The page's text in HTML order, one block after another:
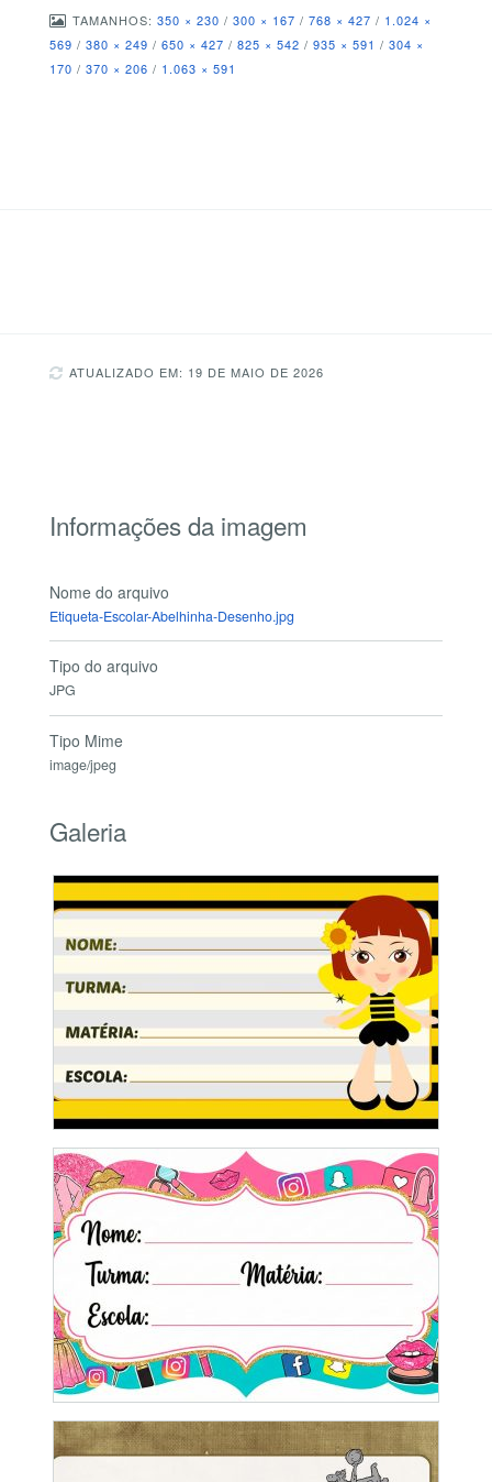
TAMANHOS: 350 × 230 / 300 × 167 / 768 × 427 / 1.024 ×
569 / 380 × 249 / 650 × 427 / 825 × 542 / 935 × 591 / 304 ×
170 / 370 × 206 / 1.063 × 591
ATUALIZADO EM: 19 DE MAIO DE 2026
Informações da imagem
Nome do arquivo
Etiqueta-Escolar-Abelhinha-Desenho.jpg
Tipo do arquivo
JPG
Tipo Mime
image/jpeg
Galeria